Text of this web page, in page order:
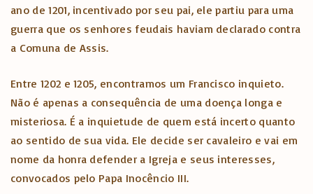
ano de 1201, incentivado por seu pai, ele partiu para uma
guerra que os senhores feudais haviam declarado contra
a Comuna de Assis.
Entre 1202 e 1205, encontramos um Francisco inquieto.
Não é apenas a consequência de uma doença longa e
misteriosa. É a inquietude de quem está incerto quanto
ao sentido de sua vida. Ele decide ser cavaleiro e vai em
nome da honra defender a Igreja e seus interesses,
convocados pelo Papa Inocêncio III.